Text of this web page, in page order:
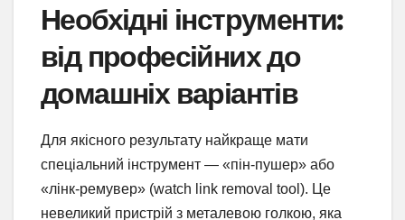
Необхідні інструменти:
від професійних до
домашніх варіантів
Для якісного результату найкраще мати
спеціальний інструмент — «пін-пушер» або
«лінк-ремувер» (watch link removal tool). Це
невеликий пристрій з металевою голкою, яка